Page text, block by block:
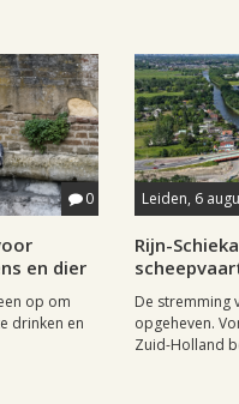
0
en dier
op om
drinken en
Leiden, 6
Rijn-
De stremming
opgeheven.
Zuid-Holland